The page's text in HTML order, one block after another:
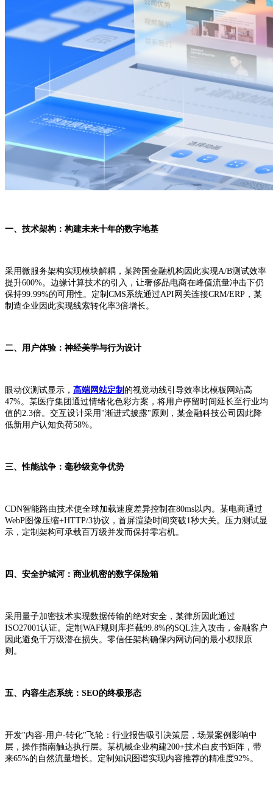
一、技术架构：构建未来十年的数字地基
采用微服务架构实现模块解耦，某跨国金融机构因此实现A/B测试效率
提升600%。边缘计算技术的引入，让奢侈品电商在峰值流量冲击下仍
保持99.99%的可用性。定制CMS系统通过API网关连接CRM/ERP，某
制造企业因此实现线索转化率3倍增长。
二、用户体验：神经美学与行为设计
眼动仪测试显示， 高端网站定制 的视觉动线引导效率比模板网站高
47%。某医疗集团通过情绪化色彩方案，将用户停留时间延长至行业均
值的2.3倍。交互设计采用"渐进式披露"原则，某金融科技公司因此降
低新用户认知负荷58%。
三、性能战争：毫秒级竞争优势
CDN智能路由技术使全球加载速度差异控制在80ms以内。某电商通过
WebP图像压缩+HTTP/3协议，首屏渲染时间突破1秒大关。压力测试显
示，定制架构可承载百万级并发而保持零宕机。
四、安全护城河：商业机密的数字保险箱
采用量子加密技术实现数据传输的绝对安全，某律所因此通过
ISO27001认证。定制WAF规则库拦截99.8%的SQL注入攻击，金融客户
因此避免千万级潜在损失。零信任架构确保内网访问的最小权限原
则。
五、内容生态系统：SEO的终极形态
开发"内容-用户-转化"飞轮：行业报告吸引决策层，场景案例影响中
层，操作指南触达执行层。某机械企业构建200+技术白皮书矩阵，带
来65%的自然流量增长。定制知识图谱实现内容推荐的精准度92%。